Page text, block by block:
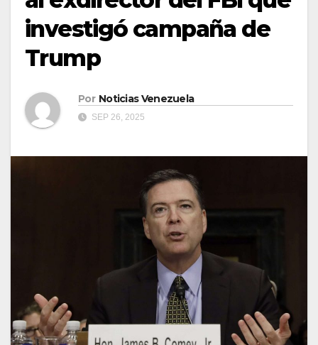
investigó campaña de
Trump
Por Noticias Venezuela
SEP 26, 2025